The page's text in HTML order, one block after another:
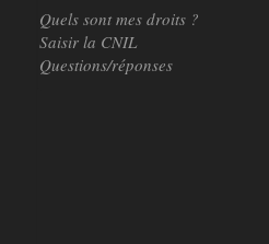
Quels sont mes droits ?
Saisir la CNIL
Questions/réponses